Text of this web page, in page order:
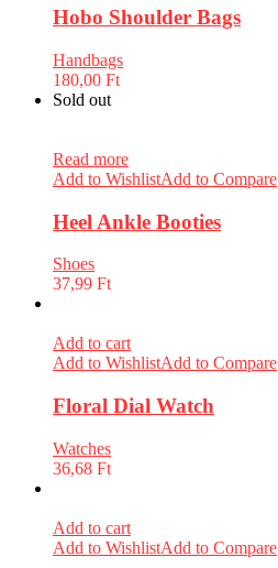
Hobo Shoulder Bags
Handbags
180,00 Ft
Sold out
Read more
Add to WishlistAdd to Compare
Heel Ankle Booties
Shoes
37,99 Ft
Add to cart
Add to WishlistAdd to Compare
Floral Dial Watch
Watches
36,68 Ft
Add to cart
Add to WishlistAdd to Compare